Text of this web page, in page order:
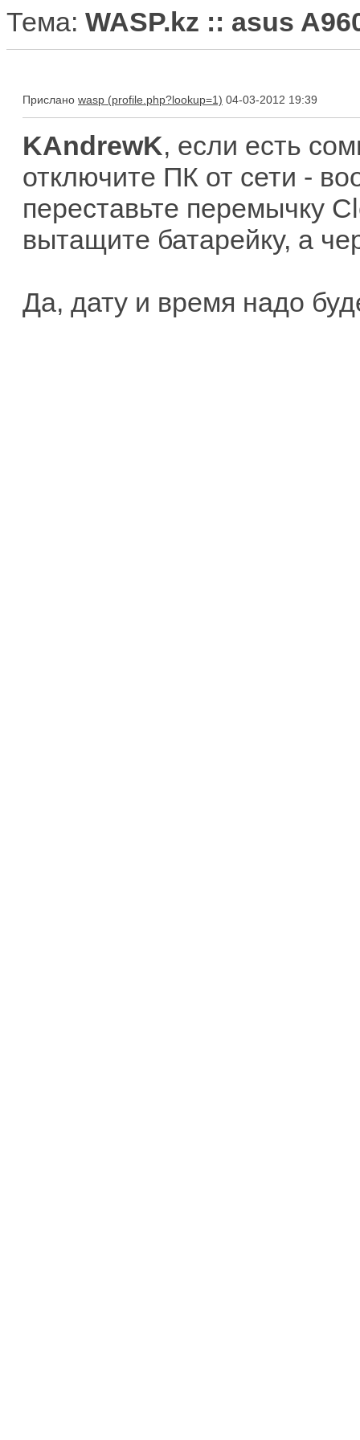
Тема: WASP.kz :: asus
Прислано wasp 04-03-2012 19:39
KAndrewK, если есть
отключите ПК от сети -
переставьте перемычку
вытащите батарейку, а
Да, дату и время надо